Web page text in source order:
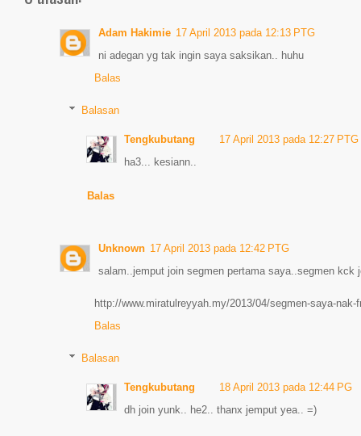
Adam Hakimie 17 April 2013 pada 12:13 PTG
ni adegan yg tak ingin saya saksikan.. huhu
Balas
Balasan
Tengkubutang
17 April 2013 pada 12:27 PTG
ha3... kesiann..
Balas
Unknown 17 April 2013 pada 12:42 PTG
salam..jemput join segmen pertama saya..segmen kck
http://www.miratulreyyah.my/2013/04/segmen-saya-
Balas
Balasan
Tengkubutang
18 April 2013 pada 12:44 PG
dh join yunk.. he2.. thanx jemput yea.. =)